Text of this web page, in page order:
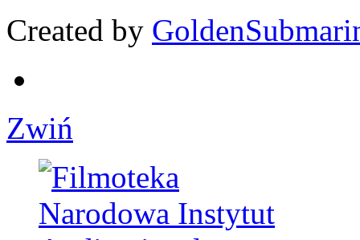
Created by
Zwiń